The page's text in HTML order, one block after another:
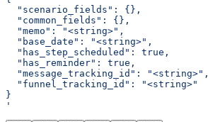
  "scenario_fields": {},
  "common_fields": {},
  "memo": "<string>",
  "base_date": "<string>",
  "has_step_scheduled": true,
  "has_reminder": true,
  "message_tracking_id": "<string>",
  "funnel_tracking_id": "<string>"
}
'